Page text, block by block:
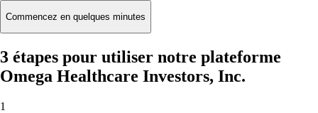
Commencez en quelques minutes
3 étapes pour utiliser notre plateforme
Omega Healthcare Investors, Inc.
1